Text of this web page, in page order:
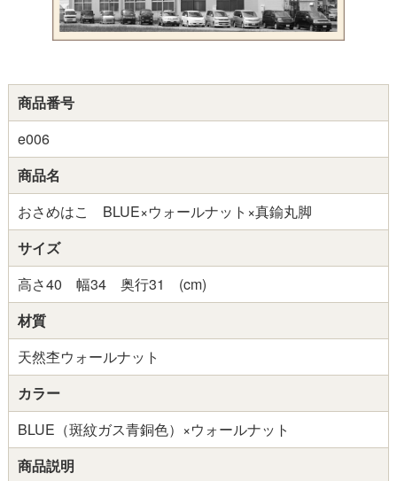
商品番号
e006
商品名
おさめはこ BLUE×ウォールナット×真鍮丸脚
サイズ
高さ40 幅34 奥行31 (cm)
材質
天然杢ウォールナット
カラー
BLUE（斑紋ガス青銅色）×ウォールナット
商品説明